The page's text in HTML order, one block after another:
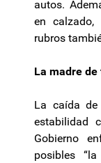
autos.
en calzado,
rubros
La madre
La caída
estabilidad
Gobierno
posibles